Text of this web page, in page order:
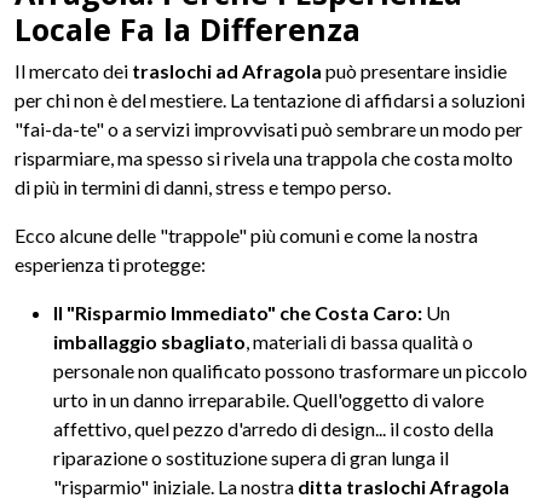
Locale Fa la Differenza
Il mercato dei traslochi ad Afragola può presentare insidie
per chi non è del mestiere. La tentazione di affidarsi a soluzioni
"fai-da-te" o a servizi improvvisati può sembrare un modo per
risparmiare, ma spesso si rivela una trappola che costa molto
di più in termini di danni, stress e tempo perso.
Ecco alcune delle "trappole" più comuni e come la nostra
esperienza ti protegge:
Il "Risparmio Immediato" che Costa Caro: Un
imballaggio sbagliato, materiali di bassa qualità o
personale non qualificato possono trasformare un piccolo
urto in un danno irreparabile. Quell'oggetto di valore
affettivo, quel pezzo d'arredo di design... il costo della
riparazione o sostituzione supera di gran lunga il
"risparmio" iniziale. La nostra ditta traslochi Afragola